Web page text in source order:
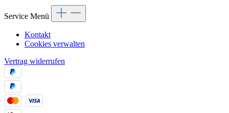
Service Menü
Kontakt
Cookies verwalten
Vertrag widerrufen